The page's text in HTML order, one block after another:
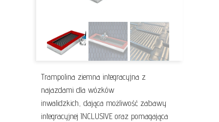
Trampolina ziemna integracyjna z
najazdami dla wózków
inwalidzkich, dająca możliwość zabawy
integracyjnej INCLUSIVE oraz pomagająca